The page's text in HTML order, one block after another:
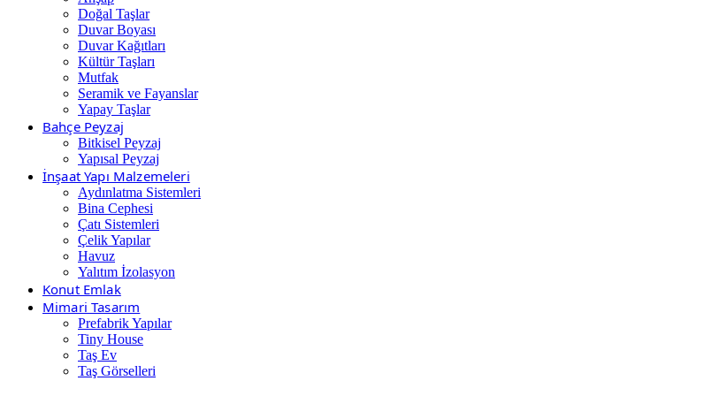
Doğal Taşlar
Duvar Boyası
Duvar Kağıtları
Kültür Taşları
Mutfak
Seramik ve Fayanslar
Yapay Taşlar
Bahçe Peyzaj
Bitkisel Peyzaj
Yapısal Peyzaj
İnşaat Yapı Malzemeleri
Aydınlatma Sistemleri
Bina Cephesi
Çatı Sistemleri
Çelik Yapılar
Havuz
Yalıtım İzolasyon
Konut Emlak
Mimari Tasarım
Prefabrik Yapılar
Tiny House
Taş Ev
Taş Görselleri